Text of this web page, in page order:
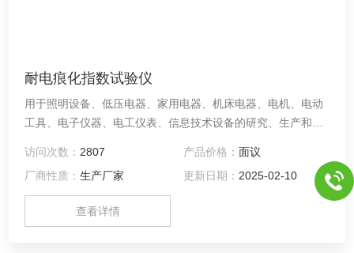
耐电痕化指数试验仪
用于照明设备、低压电器、家用电器、机床电器、电机、电动
工具、电子仪器、电工仪表、信息技术设备的研究、生产和质
业等模拟仿真试验。 实验原理：耐电痕化指数试验仪是在固体
绝缘材料表面上，在规定尺寸（2mm×5mm） 的铂电极之
间，-施加某一电压并定时（30s）定高度（35mm）滴下规定
液滴体积的导电液体
访问次数： 2807 产品价格： 面议
厂商性质：生产厂家 更新日期： 2025-02-10
查看详情